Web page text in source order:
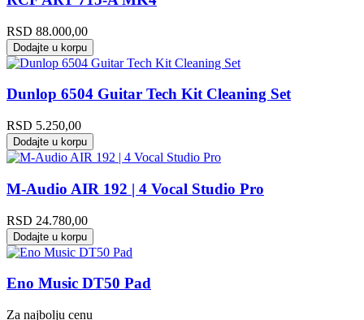
RSD 88.000,00
Dodajte u korpu
Dunlop 6504 Guitar Tech Kit Cleaning Set
RSD 5.250,00
Dodajte u korpu
M-Audio AIR 192 | 4 Vocal Studio Pro
RSD 24.780,00
Dodajte u korpu
Eno Music DT50 Pad
Za najbolju cenu